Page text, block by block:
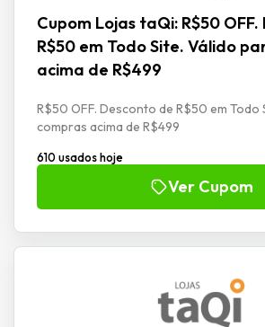
Cupom Lojas taQi: R$50
R$50 em Todo Site. Válido
acima de R$499
R$50 OFF. Desconto de R$50 em Todo
compras acima de R$499
610 usados hoje
Ver Cupom